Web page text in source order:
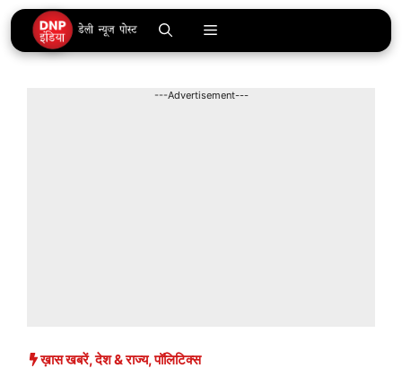
Skip
to
content
Menu
---Advertisement---
ख़ास खबरें,देश & राज्य,पॉलिटिक्स